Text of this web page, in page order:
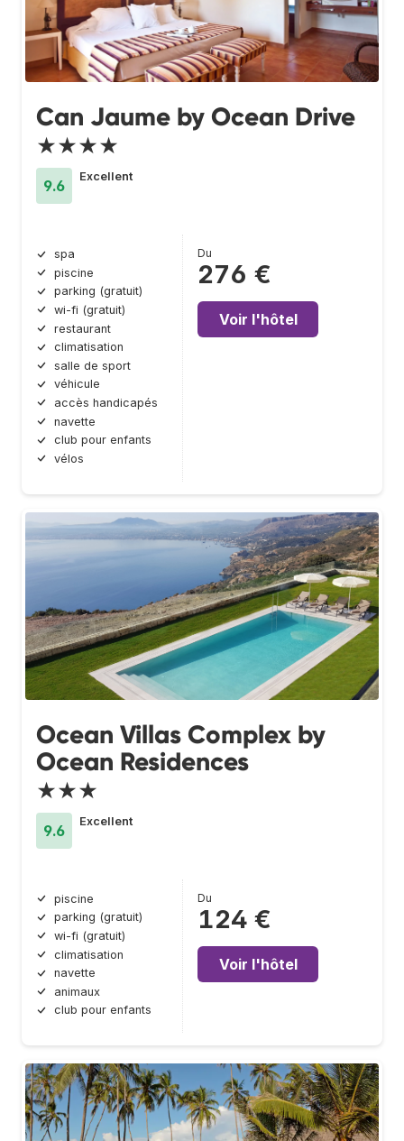
Can Jaume by Ocean Drive
★★★★
9.6
Excellent
spa
piscine
parking (gratuit)
wi-fi (gratuit)
restaurant
climatisation
salle de sport
véhicule
accès handicapés
navette
club pour enfants
vélos
Du
276 €
Voir l'hôtel
Ocean Villas Complex by
Ocean Residences
★★★
9.6
Excellent
piscine
parking (gratuit)
wi-fi (gratuit)
climatisation
navette
animaux
club pour enfants
Du
124 €
Voir l'hôtel